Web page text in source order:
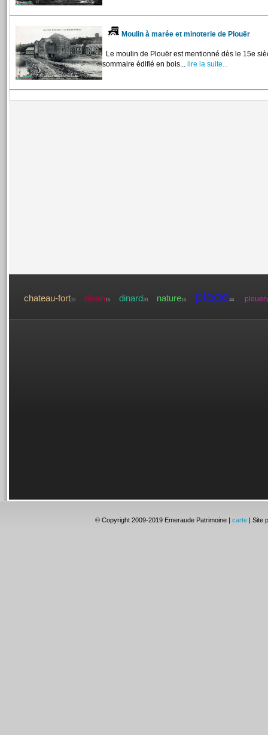
Moulin à marée et minoterie de Plouër
Le moulin de Plouër est mentionné dès le 15e
sommaire édifié en bois... lire la suite...
chateau-fort15 dinan15 dinard20 nature16 plage44 plouer
© Copyright 2009-2019 Emeraude Patrimoine |carte | Site